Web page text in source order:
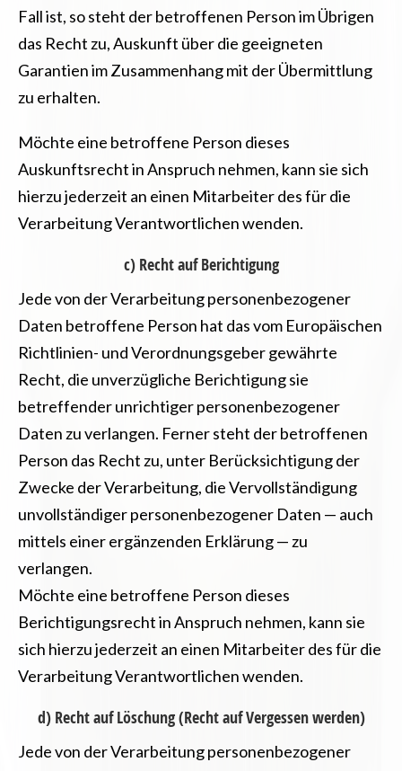
Fall ist, so steht der betroffenen Person im Übrigen
das Recht zu, Auskunft über die geeigneten
Garantien im Zusammenhang mit der Übermittlung
zu erhalten.
Möchte eine betroffene Person dieses
Auskunftsrecht in Anspruch nehmen, kann sie sich
hierzu jederzeit an einen Mitarbeiter des für die
Verarbeitung Verantwortlichen wenden.
c) Recht auf Berichtigung
Jede von der Verarbeitung personenbezogener
Daten betroffene Person hat das vom Europäischen
Richtlinien- und Verordnungsgeber gewährte
Recht, die unverzügliche Berichtigung sie
betreffender unrichtiger personenbezogener
Daten zu verlangen. Ferner steht der betroffenen
Person das Recht zu, unter Berücksichtigung der
Zwecke der Verarbeitung, die Vervollständigung
unvollständiger personenbezogener Daten — auch
mittels einer ergänzenden Erklärung — zu
verlangen.
Möchte eine betroffene Person dieses
Berichtigungsrecht in Anspruch nehmen, kann sie
sich hierzu jederzeit an einen Mitarbeiter des für die
Verarbeitung Verantwortlichen wenden.
d) Recht auf Löschung (Recht auf Vergessen werden)
Jede von der Verarbeitung personenbezogener